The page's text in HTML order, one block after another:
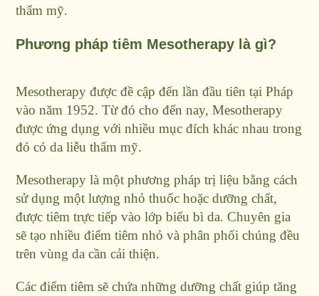
thẩm mỹ.
Phương pháp tiêm Mesotherapy là gì?
Mesotherapy được đề cập đến lần đầu tiên tại Pháp
vào năm 1952. Từ đó cho đến nay, Mesotherapy
được ứng dụng với nhiều mục đích khác nhau trong
đó có da liễu thẩm mỹ.
Mesotherapy là một phương pháp trị liệu bằng cách
sử dụng một lượng nhỏ thuốc hoặc dưỡng chất,
được tiêm trực tiếp vào lớp biểu bì da. Chuyên gia
sẽ tạo nhiều điểm tiêm nhỏ và phân phối chúng đều
trên vùng da cần cải thiện.
Các điểm tiêm sẽ chứa những dưỡng chất giúp tăng